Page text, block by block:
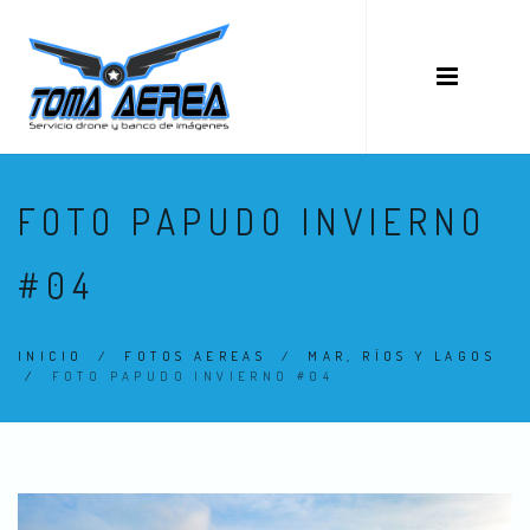
FOTO PAPUDO INVIERNO
#04
INICIO / FOTOS AEREAS / MAR, RÍOS Y LAGOS
/ FOTO PAPUDO INVIERNO #04